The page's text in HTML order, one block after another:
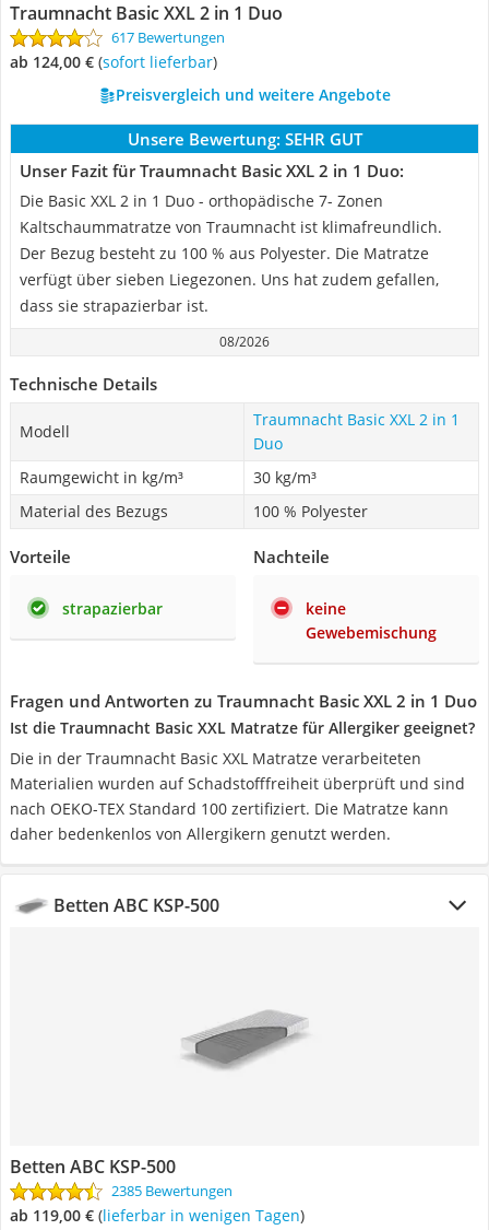
Traumnacht Basic XXL 2 in 1 Duo
617 Bewertungen
ab 124,00 € ( Sofort lieferbar)
Preisvergleich und weitere Angebote
Unsere Bewertung: SEHR GUT
Unser Fazit für Traumnacht Basic XXL 2 in 1 Duo:
Die Basic XXL 2 in 1 Duo - orthopädische 7- Zonen
Kaltschaummatratze von Traumnacht ist klimafreundlich.
Der Bezug besteht zu 100 % aus Polyester. Die Matratze
verfügt über sieben Liegezonen. Uns hat zudem gefallen,
dass sie strapazierbar ist.
08/2026
Technische Details
Modell
Traumnacht Basic XXL 2 in 1
Duo
Raumgewicht in kg/m³
30 kg/m³
Material des Bezugs
100 % Polyester
Vorteile
strapazierbar
Nachteile
keine
Gewebemischung
Fragen und Antworten zu Traumnacht Basic XXL 2 in 1 Duo
Ist die Traumnacht Basic XXL Matratze für Allergiker geeignet?
Die in der Traumnacht Basic XXL Matratze verarbeiteten
Materialien wurden auf Schadstofffreiheit überprüft und sind
nach OEKO-TEX Standard 100 zertifiziert. Die Matratze kann
daher bedenkenlos von Allergikern genutzt werden.
Betten ABC KSP-500
Betten ABC KSP-500
2385 Bewertungen
ab 119,00 € ( Lieferbar in wenigen Tagen)